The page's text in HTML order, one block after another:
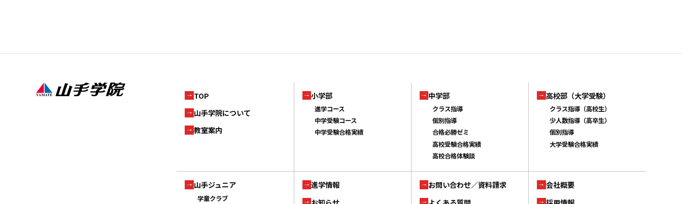
TOP
山手学院について
教室案内
小学部
進学コース
中学受験コース
中学受験合格実績
中学部
クラス指導
個別指導
合格必勝ゼミ
高校受験合格実績
高校合格体験談
高校部（大学受験）
クラス指導（高校生）
少人数指導（高卒生）
個別指導
大学受験合格実績
山手ジュニア
学童クラブ
進学情報
お問い合わせ／資料請求
会社概要